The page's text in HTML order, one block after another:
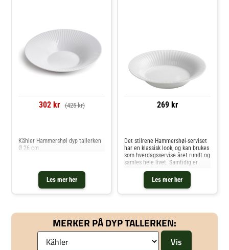
302 kr (425 kr)
Les mer her
Kähler Hammershøi dyp tallerken
Ø 26 cm
269 kr
Les mer her
Det stilrene Hammershøi-serviset
har en klassisk look, og kan brukes
som hverdagsservise året rundt og
samles hele livet. Samtidig er
uttrykket så fint at serviset kan
skape eleganse på ethvert
festbord. Denne dype tallerkenen
er perfekt til både en
MERKER PÅ DYP TALLERKEN: